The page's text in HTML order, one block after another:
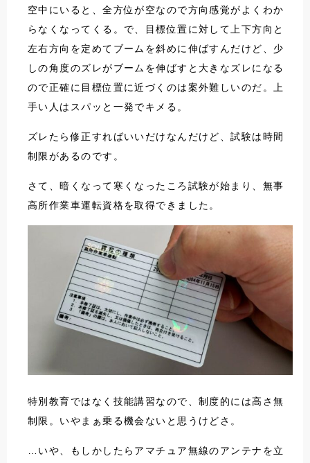
空中にいると、全方位が空なので方向感覚がよくわか
らなくなってくる。で、目標位置に対して上下方向と
左右方向を定めてブームを斜めに伸ばすんだけど、少
しの角度のズレがブームを伸ばすと大きなズレになる
ので正確に目標位置に近づくのは案外難しいのだ。上
手い人はスパッと一発でキメる。
ズレたら修正すればいいだけなんだけど、試験は時間
制限があるのです。
さて、暗くなって寒くなったころ試験が始まり、無事
高所作業車運転資格を取得できました。
特別教育ではなく技能講習なので、制度的には高さ無
制限。いやまぁ乗る機会ないと思うけどさ。
…いや、もしかしたらアマチュア無線のアンテナを立